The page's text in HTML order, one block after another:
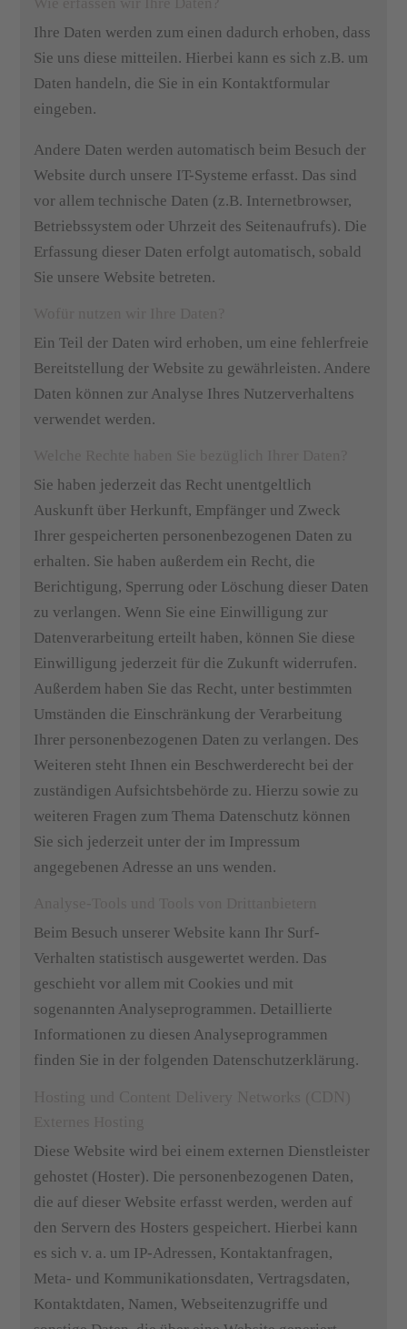
Ihre Daten werden zum einen dadurch erhoben, dass
Sie uns diese mitteilen. Hierbei kann es sich z.B. um
Daten handeln, die Sie in ein Kontaktformular
eingeben.
Andere Daten werden automatisch beim Besuch der
Website durch unsere IT-Systeme erfasst. Das sind
vor allem technische Daten (z.B. Internetbrowser,
Betriebssystem oder Uhrzeit des Seitenaufrufs). Die
Erfassung dieser Daten erfolgt automatisch, sobald
Sie unsere Website betreten.
Ein Teil der Daten wird erhoben, um eine fehlerfreie
Bereitstellung der Website zu gewährleisten. Andere
Daten können zur Analyse Ihres Nutzerverhaltens
verwendet werden.
Sie haben jederzeit das Recht unentgeltlich
Auskunft über Herkunft, Empfänger und Zweck
Ihrer gespeicherten personenbezogenen Daten zu
erhalten. Sie haben außerdem ein Recht, die
Berichtigung, Sperrung oder Löschung dieser Daten
zu verlangen. Wenn Sie eine Einwilligung zur
Datenverarbeitung erteilt haben, können Sie diese
Einwilligung jederzeit für die Zukunft widerrufen.
Außerdem haben Sie das Recht, unter bestimmten
Umständen die Einschränkung der Verarbeitung
Ihrer personenbezogenen Daten zu verlangen. Des
Weiteren steht Ihnen ein Beschwerderecht bei der
zuständigen Aufsichtsbehörde zu. Hierzu sowie zu
weiteren Fragen zum Thema Datenschutz können
Sie sich jederzeit unter der im Impressum
angegebenen Adresse an uns wenden.
Beim Besuch unserer Website kann Ihr Surf-
Verhalten statistisch ausgewertet werden. Das
geschieht vor allem mit Cookies und mit
sogenannten Analyseprogrammen. Detaillierte
Informationen zu diesen Analyseprogrammen
finden Sie in der folgenden Datenschutzerklärung.
Diese Website wird bei einem externen Dienstleister
gehostet (Hoster). Die personenbezogenen Daten,
die auf dieser Website erfasst werden, werden auf
den Servern des Hosters gespeichert. Hierbei kann
es sich v. a. um IP-Adressen, Kontaktanfragen,
Meta- und Kommunikationsdaten, Vertragsdaten,
Kontaktdaten, Namen, Webseitenzugriffe und